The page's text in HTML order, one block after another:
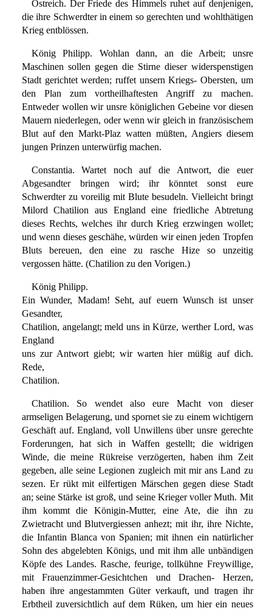
Östreich. Der Friede des Himmels ruhet auf denjenigen,
die ihre Schwerdter in einem so gerechten und wohlthätigen
Krieg entblössen.
König Philipp. Wohlan dann, an die Arbeit; unsre
Maschinen sollen gegen die Stirne dieser widerspenstigen
Stadt gerichtet werden; ruffet unsern Kriegs- Obersten, um
den Plan zum vortheilhaftesten Angriff zu machen.
Entweder wollen wir unsre königlichen Gebeine vor diesen
Mauern niederlegen, oder wenn wir gleich in französischem
Blut auf den Markt-Plaz watten müßten, Angiers diesem
jungen Prinzen unterwürfig machen.
Constantia. Wartet noch auf die Antwort, die euer
Abgesandter bringen wird; ihr könntet sonst eure
Schwerdter zu voreilig mit Blute besudeln. Vielleicht bringt
Milord Chatilion aus England eine friedliche Abtretung
dieses Rechts, welches ihr durch Krieg erzwingen wollet;
und wenn dieses geschähe, würden wir einen jeden Tropfen
Bluts bereuen, den eine zu rasche Hize so unzeitig
vergossen hätte. (Chatilion zu den Vorigen.)
König Philipp.
Ein Wunder, Madam! Seht, auf euern Wunsch ist unser
Gesandter,
Chatilion, angelangt; meld uns in Kürze, werther Lord, was
England
uns zur Antwort giebt; wir warten hier müßig auf dich.
Rede,
Chatilion.
Chatilion. So wendet also eure Macht von dieser
armseligen Belagerung, und spornet sie zu einem wichtigern
Geschäft auf. England, voll Unwillens über unsre gerechte
Forderungen, hat sich in Waffen gestellt; die widrigen
Winde, die meine Rükreise verzögerten, haben ihm Zeit
gegeben, alle seine Legionen zugleich mit mir ans Land zu
sezen. Er rükt mit eilfertigen Märschen gegen diese Stadt
an; seine Stärke ist groß, und seine Krieger voller Muth. Mit
ihm kommt die Königin-Mutter, eine Ate, die ihn zu
Zwietracht und Blutvergiessen anhezt; mit ihr, ihre Nichte,
die Infantin Blanca von Spanien; mit ihnen ein natürlicher
Sohn des abgelebten Königs, und mit ihm alle unbändigen
Köpfe des Landes. Rasche, feurige, tollkühne Freywillige,
mit Frauenzimmer-Gesichtchen und Drachen- Herzen,
haben ihre angestammten Güter verkauft, und tragen ihr
Erbtheil zuversichtlich auf dem Rüken, um hier ein neues